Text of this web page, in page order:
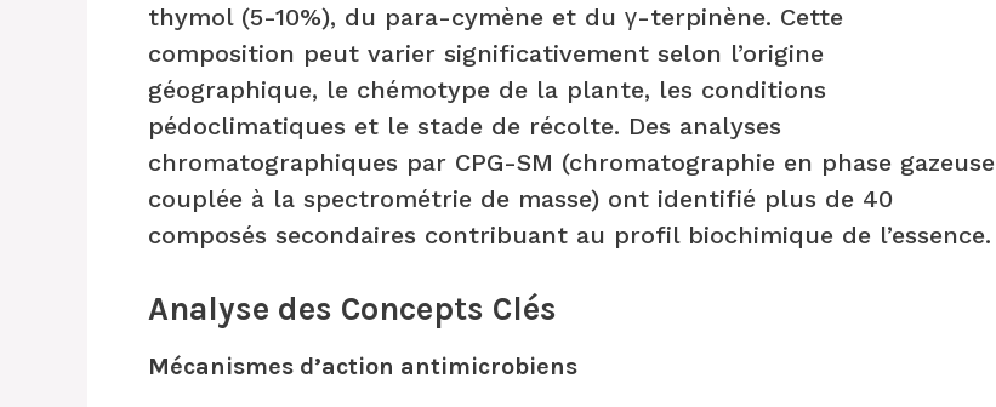
thymol (5-10%), du para-cymène et du γ-terpinène. Cette
composition peut varier significativement selon l’origine
géographique, le chémotype de la plante, les conditions
pédoclimatiques et le stade de récolte. Des analyses
chromatographiques par CPG-SM (chromatographie en phase gazeuse
couplée à la spectrométrie de masse) ont identifié plus de 40
composés secondaires contribuant au profil biochimique de l’essence.
Analyse des Concepts Clés
Mécanismes d’action antimicrobiens